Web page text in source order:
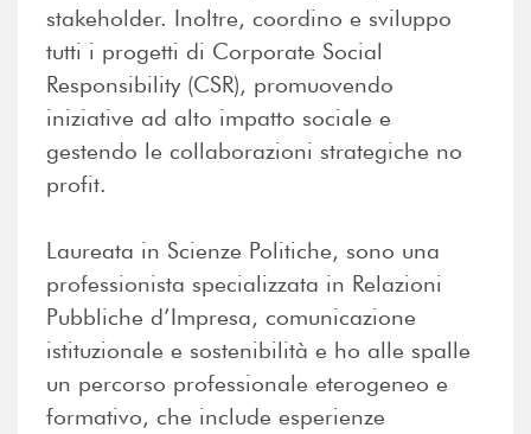
stakeholder. Inoltre, coordino e sviluppo
tutti i progetti di Corporate Social
Responsibility (CSR), promuovendo
iniziative ad alto impatto sociale e
gestendo le collaborazioni strategiche no
profit.
Laureata in Scienze Politiche, sono una
professionista specializzata in Relazioni
Pubbliche d’Impresa, comunicazione
istituzionale e sostenibilità e ho alle spalle
un percorso professionale eterogeneo e
formativo, che include esperienze